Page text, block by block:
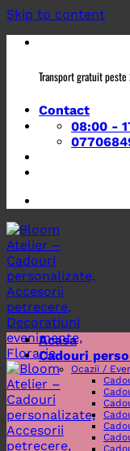
Skip to content
Transport gratuit
Contact
08:00 -
Acasa
Cadouri
Ocazii /